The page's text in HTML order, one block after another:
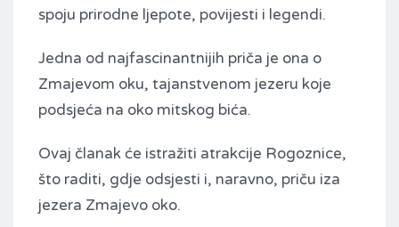
spoju prirodne ljepote, povijesti i legendi.
Jedna od najfascinantnijih priča je ona o
Zmajevom oku, tajanstvenom jezeru koje
podsjeća na oko mitskog bića.
Ovaj članak će istražiti atrakcije Rogoznice,
što raditi, gdje odsjesti i, naravno, priču iza
jezera Zmajevo oko.